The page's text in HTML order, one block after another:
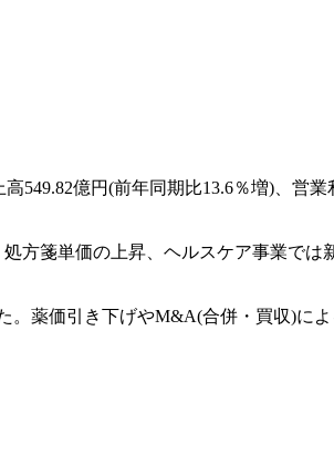
549.82億円(前年同期比13.6％増)、営
方箋単価の上昇、ヘルスケア事業で
。薬価引き下げやM&A(合併・買収)に